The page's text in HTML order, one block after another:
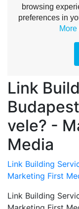
Link
vele? -
Media
Link Building
Marketing First
Link Building